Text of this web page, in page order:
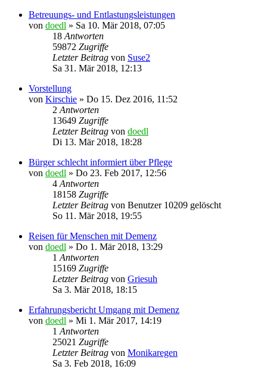
Betreuungs- und Entlastungsleistungen
von doedl » Sa 10. Mär 2018, 07:05
18 Antworten
59872 Zugriffe
Letzter Beitrag von Suse2
Sa 31. Mär 2018, 12:13
Vorstellung
von Kirschie » Do 15. Dez 2016, 11:52
2 Antworten
13649 Zugriffe
Letzter Beitrag von doedl
Di 13. Mär 2018, 18:28
Bürger schlecht informiert über Pflege
von doedl » Do 23. Feb 2017, 12:56
4 Antworten
18158 Zugriffe
Letzter Beitrag von Benutzer 10209 gelöscht
So 11. Mär 2018, 19:55
Reisen für Menschen mit Demenz
von doedl » Do 1. Mär 2018, 13:29
1 Antworten
15169 Zugriffe
Letzter Beitrag von Griesuh
Sa 3. Mär 2018, 18:15
Erfahrungsbericht Umgang mit Demenz
von doedl » Mi 1. Mär 2017, 14:19
1 Antworten
25021 Zugriffe
Letzter Beitrag von Monikaregen
Sa 3. Feb 2018, 16:09